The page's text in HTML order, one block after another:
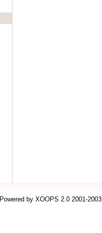
Powered by XOOPS 2.0 2001-2003